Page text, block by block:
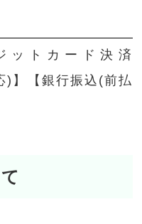
ットカード決済
】【銀行振込(前払